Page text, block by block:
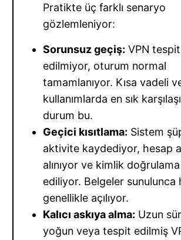
Pratikte üç farklı senaryo
gözlemleniyor:
Sorunsuz geçiş: VPN tespit
edilmiyor, oturum normal
tamamlanıyor. Kısa vadeli
kullanımlarda en sık
durum bu.
Geçici kısıtlama: Sistem
aktivite kaydediyor, hesap
alınıyor ve kimlik
ediliyor. Belgeler sunulunca
genellikle açılıyor.
Kalıcı askıya alma: Uzun
yoğun veya tespit edilmiş